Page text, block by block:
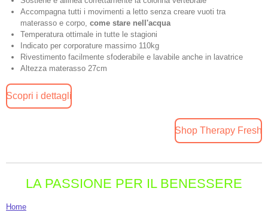
Accompagna tutti i movimenti a letto senza creare vuoti tra
materasso e corpo, come stare nell'acqua
Temperatura ottimale in tutte le stagioni
Indicato per corporature massimo 110kg
Rivestimento facilmente sfoderabile e lavabile anche in lavatrice
Altezza materasso 27cm
Scopri i dettagli
Shop Therapy Fresh
LA PASSIONE PER IL BENESSERE
Home